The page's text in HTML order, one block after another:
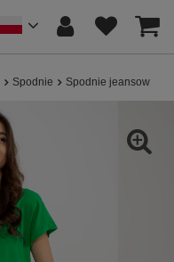
Spodnie Spodnie jeansowe